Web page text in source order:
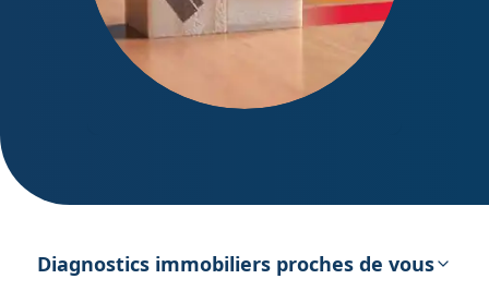
énergétique
Diagnostics immobiliers proches de vous